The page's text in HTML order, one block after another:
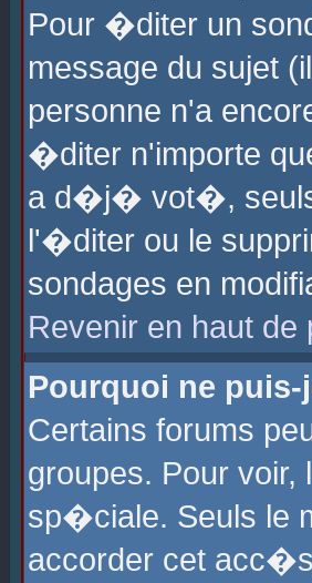
Pour �diter un
message du sujet
personne n'a
�diter n'importe
a d�j� vot�, seuls
l'�diter ou le
sondages en
Revenir en haut de
Pourquoi ne
Certains forums
groupes. Pour voir,
sp�ciale. Seuls le
accorder cet